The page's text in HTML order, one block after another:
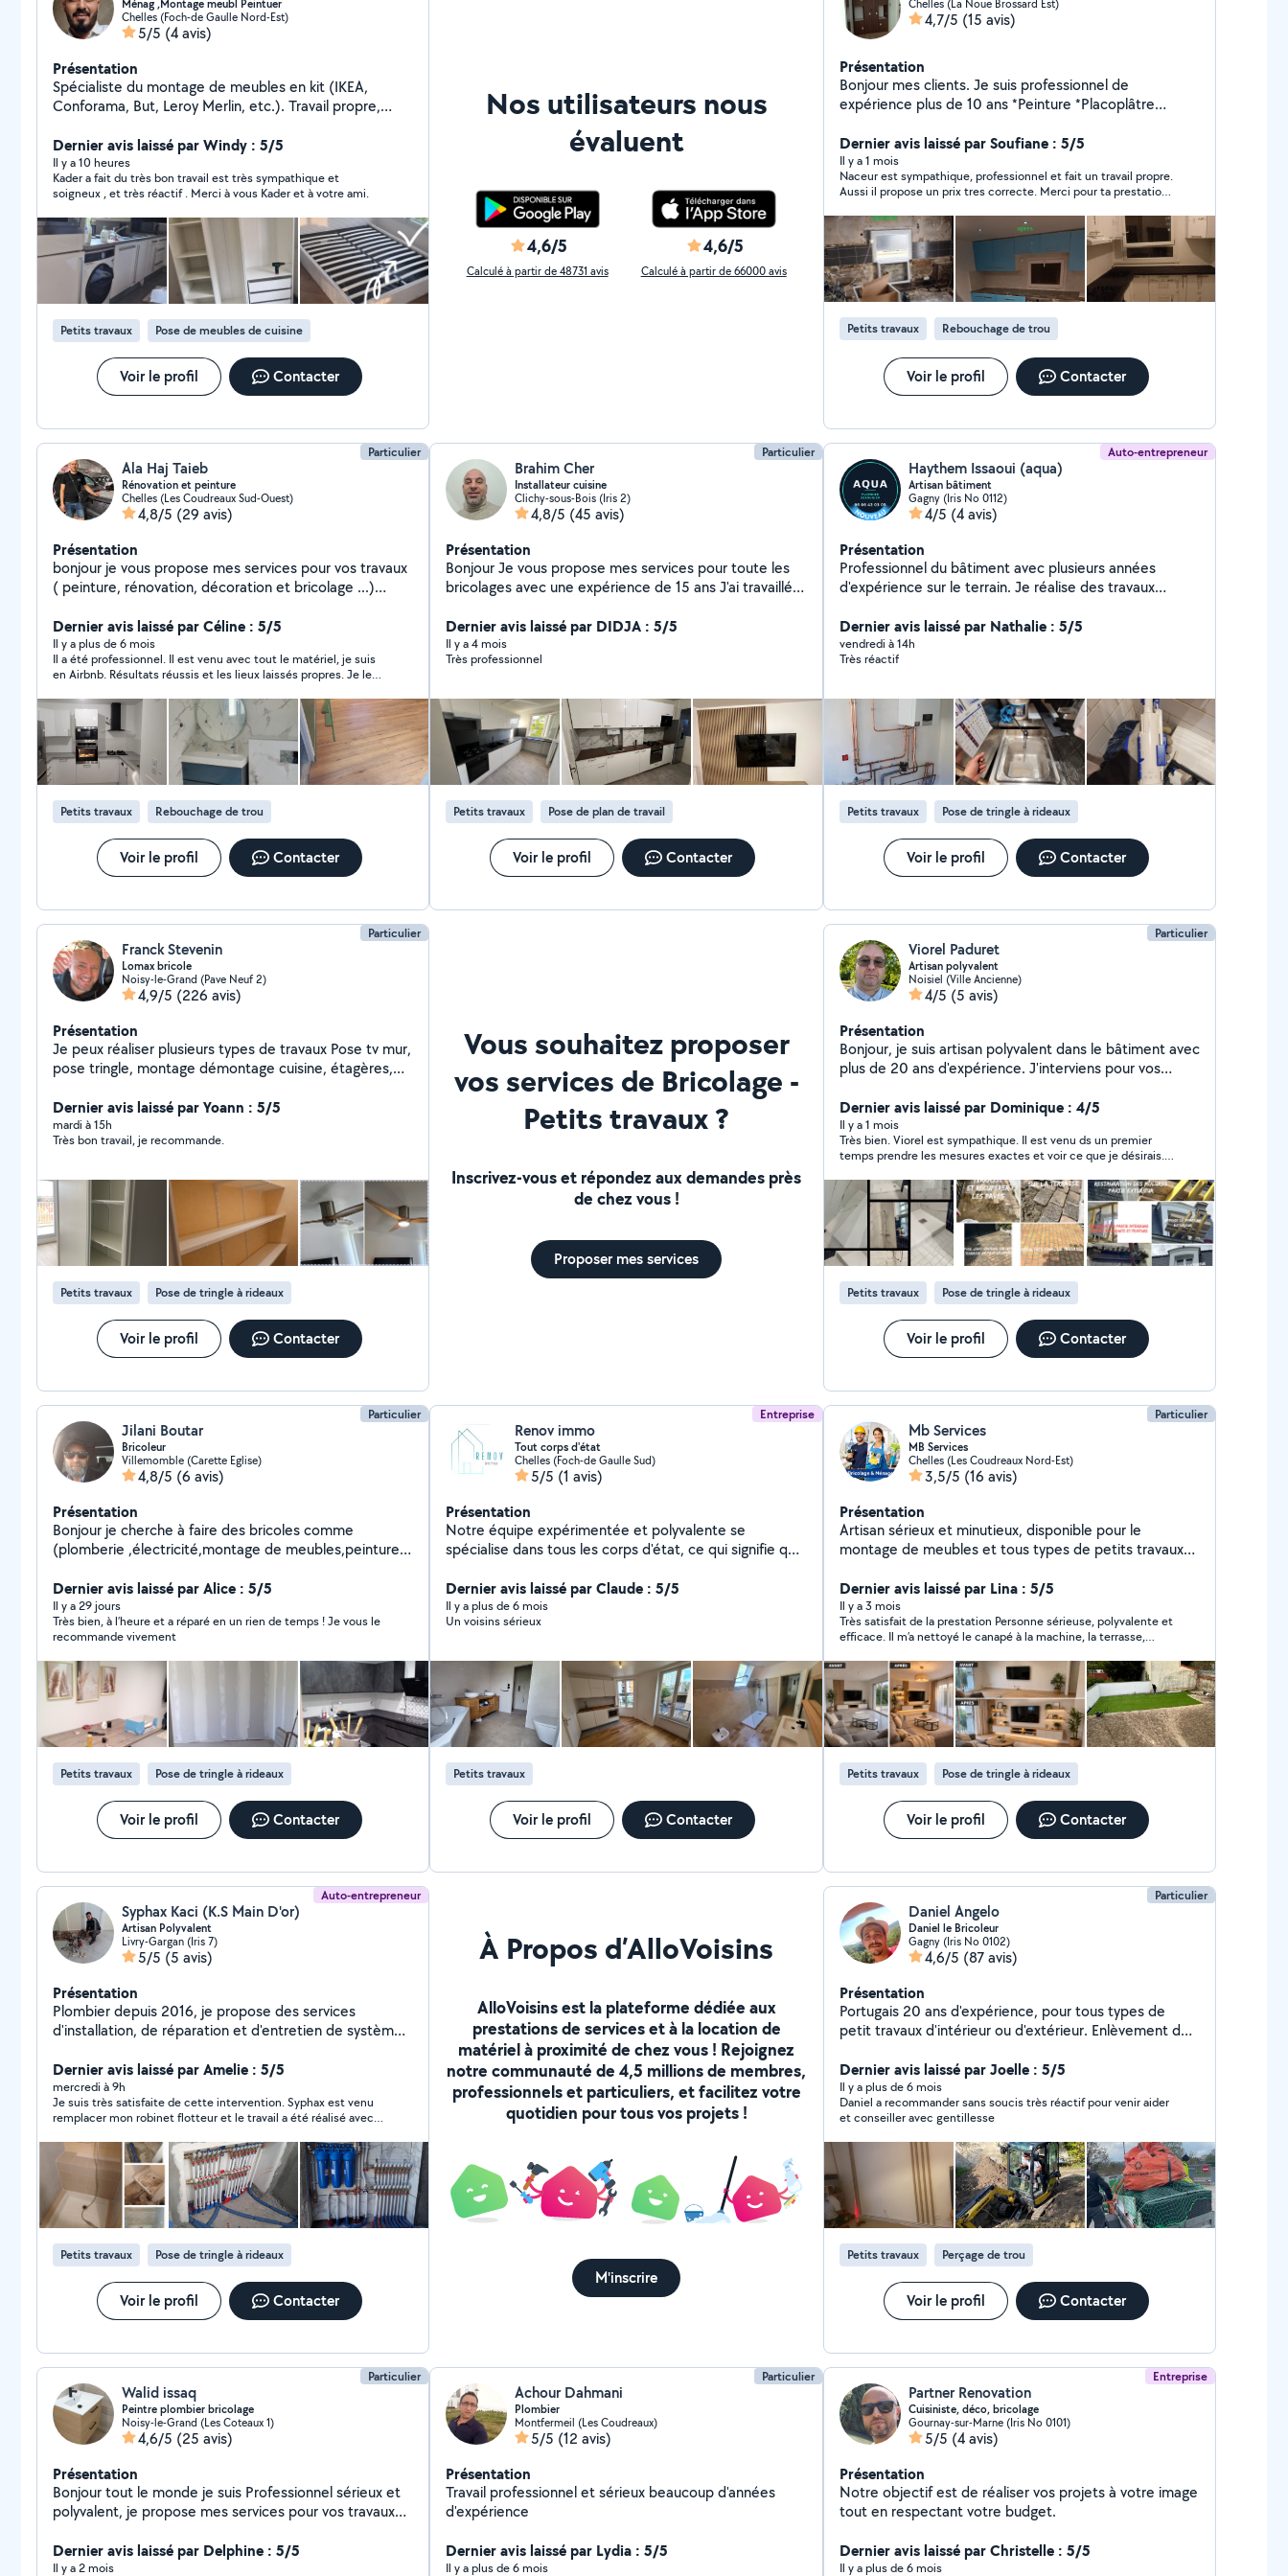
Ménag ,Montage meubl Peintuer
Chelles (Foch-de Gaulle Nord-Est)
5/5 (4 avis)
Présentation
Spécialiste du montage de meubles en kit (IKEA,
Conforama, But, Leroy Merlin, etc.). Travail propre,
lits, bureaux, commodes et meubles de cuisine,
Sérieux, ponctuel et à l'écoute de vos besoins.
N'hésitez pas me contacter je réponds rapidement. »
Dernier avis laissé par Windy : 5/5
Il y a 10 heures
Kader a fait du très bon travail est très sympathique et
soigneux , et très réactif . Merci à vous Kader et à votre ami.
Petits travaux Pose de meubles de cuisine
Voir le profil Contacter
Nos utilisateurs nous
évaluent
4,6/5
Calculé à partir de 48731 avis
4,6/5
Calculé à partir de 66000 avis
Chelles (La Noue Brossard Est)
4,7/5 (15 avis)
Présentation
Bonjour mes clients. Je suis professionnel de
expérience plus de 10 ans *Peinture *Placoplâtre
meuble * Montage cuisine
Dernier avis laissé par Soufiane : 5/5
Il y a 1 mois
Naceur est sympathique, professionnel et fait un travail propre.
Aussi il propose un prix tres correcte. Merci pour ta prestation.
Petits travaux Rebouchage de trou
Voir le profil Contacter
Particulier
Ala Haj Taieb
Rénovation et peinture
Chelles (Les Coudreaux Sud-Ouest)
4,8/5 (29 avis)
Présentation
bonjour je vous propose mes services pour vos travaux
( peinture, rénovation, décoration et bricolage ...)
Dernier avis laissé par Céline : 5/5
Il y a plus de 6 mois
Il a été professionnel. Il est venu avec tout le matériel, je suis
en Airbnb. Résultats réussis et les lieux laissés propres. Je le
Petits travaux Rebouchage de trou
Voir le profil Contacter
Particulier
Brahim Cher
Installateur cuisine
Clichy-sous-Bois (Iris 2)
4,8/5 (45 avis)
Présentation
Bonjour Je vous propose mes services pour toute les
bricolages avec une expérience de 15 ans J'ai travaillé
et les cuisine avec fixation murale ( béton,placoplatre )
Montage et démontage plus les petits travaux comme
( fixations les TV au murs, posé les
Triangle,peinture,tapisserie.....ect) Je fais aussi
plomberie et électricité Au plaisir de vous aidez dans
vos travaux de bricolage et dépannage Je suis sérieux
et confiance et je respecte l'heure de rendez-vous
Intervention rapide et professionnelle Je dispose de
tout le matériel nécessaire pour une réalisation
efficace et soignée de vos travaux Je suis disponible
tous les jours même le week-end Je travaille avec un
petit prix
Dernier avis laissé par DIDJA : 5/5
Il y a 4 mois
Très professionnel
Petits travaux Pose de plan de travail
Voir le profil Contacter
Auto-entrepreneur
Haythem Issaoui (aqua)
Artisan bâtiment
Gagny (Iris No 0112)
4/5 (4 avis)
Présentation
Professionnel du bâtiment avec plusieurs années
d'expérience sur le terrain. Je réalise des travaux
Disponible en Île-de-France pour tout type de chantier,
du petit dépannage aux gros travaux. Devis gratuit et
sans engagement.
Dernier avis laissé par Nathalie : 5/5
vendredi à 14h
Très réactif
Petits travaux Pose de tringle à rideaux
Voir le profil Contacter
Particulier
Franck Stevenin
Lomax bricole
Noisy-le-Grand (Pave Neuf 2)
4,9/5 (226 avis)
Présentation
Je peux réaliser plusieurs types de travaux Pose tv mur,
pose tringle, montage démontage cuisine, étagères,
ou demandes particulières . Je suis doué de mes mains
et assez outillé. Dispo le soir ou une partie des week-
ends, je fais cela en complément de mon activité. À
soixante treize
Dernier avis laissé par Yoann : 5/5
mardi à 15h
Très bon travail, je recommande.
Petits travaux Pose de tringle à rideaux
Voir le profil Contacter
Vous souhaitez proposer
vos services de Bricolage -
Petits travaux ?
Inscrivez-vous et répondez aux demandes près
de chez vous !
Proposer mes services
Particulier
Viorel Paduret
Artisan polyvalent
Noisiel (Ville Ancienne)
4/5 (5 avis)
Présentation
Bonjour, je suis artisan polyvalent dans le bâtiment avec
plus de 20 ans d'expérience. J'interviens pour vos
peinture, placo, carrelage, parquet, plomberie,
électricité, menuiserie, maçonnerie etc. Sérieux,
ponctuel et soigneux, je m'engage à fournir un travail de
qualité tout en respectant les délais. équipé camion
avec des outils professionnels Devis gratuit et conseils
adaptés à votre demande. N'hésitez pas à me
contacter pour discuter de vos besoins.
Dernier avis laissé par Dominique : 4/5
Il y a 1 mois
Très bien. Viorel est sympathique. Il est venu ds un premier
temps prendre les mesures exactes et voir ce que je désirais.
Petits travaux Pose de tringle à rideaux
Voir le profil Contacter
Particulier
Jilani Boutar
Bricoleur
Villemomble (Carette Eglise)
4,8/5 (6 avis)
Présentation
Bonjour je cherche à faire des bricoles comme
(plomberie ,électricité,montage de meubles,peinture,
à me contacter travail propre et de qualité .merci
Dernier avis laissé par Alice : 5/5
Il y a 29 jours
Très bien, à l’heure et a réparé en un rien de temps ! Je vous le
recommande vivement
Petits travaux Pose de tringle à rideaux
Voir le profil Contacter
Entreprise
Renov immo
Tout corps d'état
Chelles (Foch-de Gaulle Sud)
5/5 (1 avis)
Présentation
Notre équipe expérimentée et polyvalente se
spécialise dans tous les corps d'état, ce qui signifie que
projet de rénovation, de la conception à la réalisation
Nos services : Gros œuvre : Démolition, cloisons
(Placo), isolation. Technique : Électricité aux normes et
de parquet. Aménagement : Cuisine, salle de bain et
menuiserie. Nos points forts : Travail soigné et finitions
de qualité. Respect strict des délais et de votre
budget. Devis gratuit, rapide et détaillé
Dernier avis laissé par Claude : 5/5
Il y a plus de 6 mois
Un voisins sérieux
Petits travaux
Voir le profil Contacter
Particulier
Mb Services
MB Services
Chelles (Les Coudreaux Nord-Est)
3,5/5 (16 avis)
Présentation
Artisan sérieux et minutieux, disponible pour le
montage de meubles et tous types de petits travaux
propose ses services de ménage : entretien régulier,
nettoyage complet ou remise en état. Travail propre,
rapide et avec le souci du détail.
Dernier avis laissé par Lina : 5/5
Il y a 3 mois
Très satisfait de la prestation Personne sérieuse, polyvalente et
efficace. Il m’a nettoyé le canapé à la machine, la terrasse,
en kit. Travail propre soigné et avec le souci du détail.
Franchement un vrai homme à tout faire, je recommande les
yeux fermés et je l appellerai la prochaine fois
Petits travaux Pose de tringle à rideaux
Voir le profil Contacter
Auto-entrepreneur
Syphax Kaci (K.S Main D'or)
Artisan Polyvalent
Livry-Gargan (Iris 7)
5/5 (5 avis)
Présentation
Plombier depuis 2016, je propose des services
d'installation, de réparation et d'entretien de systèmes
domaine, je réalise également divers travaux de
maçonnerie et de bricolage, ce qui me permet de vous
accompagner dans vos projets de rénovation ou de
petits travaux. En plus de ces services, je suis
disponible pour le débouchage de vos lavabos et
éviers, ainsi que pour d'autres petits travaux d'entretien
et de dépannage
Dernier avis laissé par Amelie : 5/5
mercredi à 9h
Je suis très satisfaite de cette intervention. Syphax est venu
remplacer mon robinet flotteur et le travail a été réalisé avec
m'expliquer ce qu'il faisait et de me donner quelques conseils
pour l'entretien. Ses explications étaient claires et cela m'a
mise en confiance. C'est une personne agréable, respectueuse
et professionnelle. Si j'ai de nouveau besoin d'un plombier, je
n'hésiterai pas à faire appel à ses services.
Petits travaux Pose de tringle à rideaux
Voir le profil Contacter
À Propos d’AlloVoisins
AlloVoisins est la plateforme dédiée aux
prestations de services et à la location de
matériel à proximité de chez vous ! Rejoignez
notre communauté de 4,5 millions de membres,
professionnels et particuliers, et facilitez votre
quotidien pour tous vos projets !
M'inscrire
Particulier
Daniel Angelo
Daniel le Bricoleur
Gagny (Iris No 0102)
4,6/5 (87 avis)
Présentation
Portugais 20 ans d'expérience, pour tous types de
petit travaux d'intérieur ou d'extérieur. Enlèvement des
services
Dernier avis laissé par Joelle : 5/5
Il y a plus de 6 mois
Daniel a recommander sans soucis très réactif pour venir aider
et conseiller avec gentillesse
Petits travaux Perçage de trou
Voir le profil Contacter
Particulier
Walid issaq
Peintre plombier bricolage
Noisy-le-Grand (Les Coteaux 1)
4,6/5 (25 avis)
Présentation
Bonjour tout le monde je suis Professionnel sérieux et
polyvalent, je propose mes services pour vos travaux
bricolage à domicile. Travail soigné, rapide et à prix
raisonnable. Disponible sur rendez-vous, même en
Dernier avis laissé par Delphine : 5/5
Il y a 2 mois
Particulier
Achour Dahmani
Plombier
Montfermeil (Les Coudreaux)
5/5 (12 avis)
Présentation
Travail professionnel et sérieux beaucoup d'années
d'expérience
Dernier avis laissé par Lydia : 5/5
Il y a plus de 6 mois
Entreprise
Partner Renovation
Cuisiniste, déco, bricolage
Gournay-sur-Marne (Iris No 0101)
5/5 (4 avis)
Présentation
Notre objectif est de réaliser vos projets à votre image
tout en respectant votre budget.
Dernier avis laissé par Christelle : 5/5
Il y a plus de 6 mois